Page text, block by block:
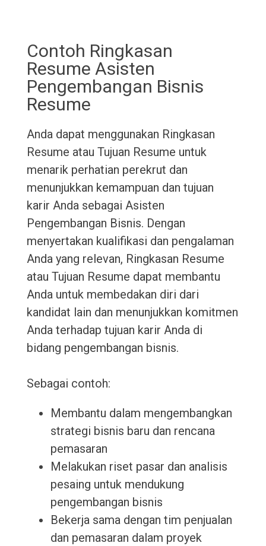
Contoh Ringkasan
Resume Asisten
Pengembangan Bisnis
Resume
Anda dapat menggunakan Ringkasan
Resume atau Tujuan Resume untuk
menarik perhatian perekrut dan
menunjukkan kemampuan dan tujuan
karir Anda sebagai Asisten
Pengembangan Bisnis. Dengan
menyertakan kualifikasi dan pengalaman
Anda yang relevan, Ringkasan Resume
atau Tujuan Resume dapat membantu
Anda untuk membedakan diri dari
kandidat lain dan menunjukkan komitmen
Anda terhadap tujuan karir Anda di
bidang pengembangan bisnis.
Sebagai contoh:
Membantu dalam mengembangkan
strategi bisnis baru dan rencana
pemasaran
Melakukan riset pasar dan analisis
pesaing untuk mendukung
pengembangan bisnis
Bekerja sama dengan tim penjualan
dan pemasaran dalam proyek